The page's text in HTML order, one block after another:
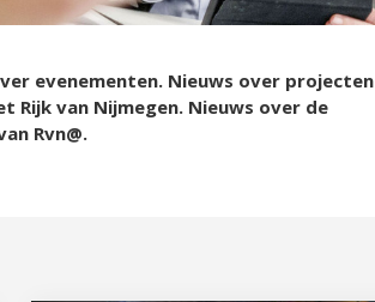
evenementen. Nieuws over projecten
Rijk van Nijmegen. Nieuws over de
Rvn@.